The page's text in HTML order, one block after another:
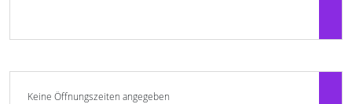
Keine Öffnungszeiten angegeben